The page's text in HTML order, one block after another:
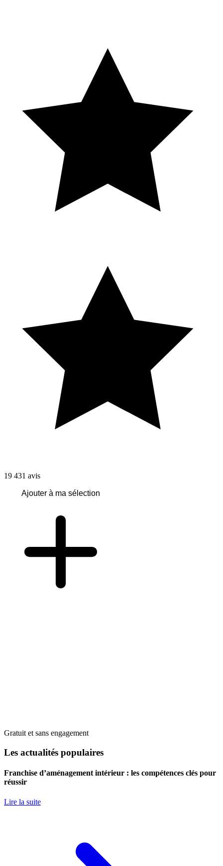
19 431 avis
Ajouter à ma sélection
Gratuit et sans engagement
Les actualités populaires
Franchise d’aménagement intérieur : les compétences clés pour
réussir
Lire la suite